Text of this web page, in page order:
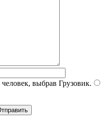
выбрав Грузовик.